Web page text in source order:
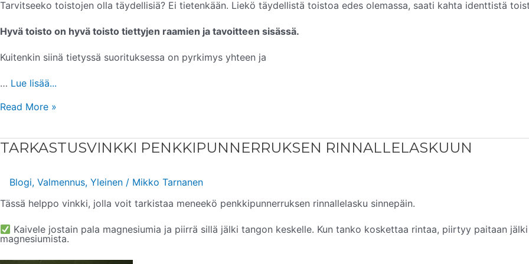
Tarvitseeko toistojen olla täydellisiä? Ei tietenkään. Liekö täydellistä toistoa edes olemassa, saati kahta identtistä
Hyvä toisto on hyvä toisto tiettyjen raamien ja tavoitteen sisässä.
Kuitenkin siinä tietyssä suorituksessa on pyrkimys yhteen ja
… Lue lisää...
Read More »
TARKASTUSVINKKI PENKKIPUNNERRUKSEN RINNALLELASKUUN
Blogi, Valmennus, Yleinen / Mikko Tarnanen
Tässä helppo vinkki, jolla voit tarkistaa meneekö penkkipunnerruksen rinnallelasku sinnepäin.
Kaivele jostain pala magnesiumia ja piirrä sillä jälki tangon keskelle. Kun tanko koskettaa rintaa, piirtyy paitaan jälki
magnesiumista.
TARKASTUSVINKKI
PENKKIPUNNERRUKSEN